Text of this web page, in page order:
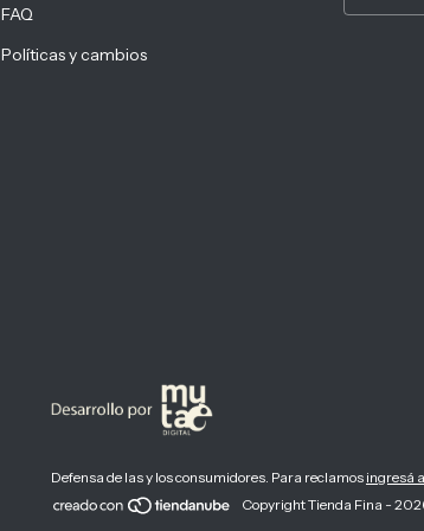
FAQ
Políticas y cambios
Defensa de las y los consumidores. Para reclamos ingresá
Copyright Tienda Fina -